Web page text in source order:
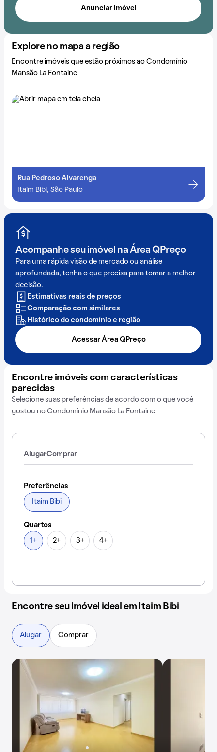
Anunciar imóvel
Explore no mapa a região
Encontre imóveis que estão próximos ao Condomínio
Mansão La Fontaine
Rua Pedroso Alvarenga
Itaim Bibi, São Paulo
Acompanhe seu imóvel na Área QPreço
Para uma rápida visão de mercado ou análise
aprofundada, tenha o que precisa para tomar a melhor
decisão.
Estimativas reais de preços
Comparação com similares
Histórico do condomínio e região
Acessar Área QPreço
Encontre imóveis com características
parecidas
Selecione suas preferências de acordo com o que você
gostou no Condomínio Mansão La Fontaine
AlugarComprar
Preferências
Itaim Bibi
Quartos
1+ 2+ 3+ 4+
Encontre seu imóvel ideal em Itaim Bibi
Alugar Comprar